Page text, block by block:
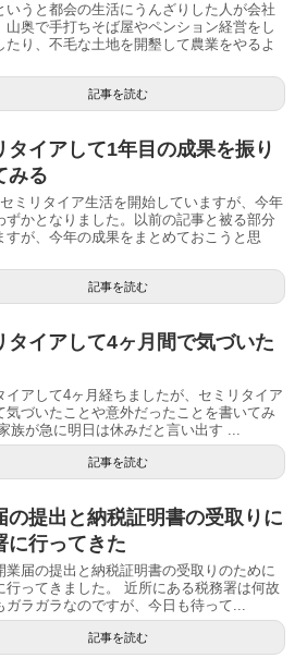
いうと都会の生活にうんざりした人が会社
山奥で手打ちそば屋やペンション経営をし
たり、不毛な土地を開墾して農業をやるよ
記事を読む
タイアして1年目の成果を振り
みる
ミリタイア生活を開始していますが、今年
ずかとなりました。以前の記事と被る部分
すが、今年の成果をまとめておこうと思
記事を読む
タイアして4ヶ月間で気づいた
イアして4ヶ月経ちましたが、セミリタイア
気づいたことや意外だったことを書いてみ
族が急に明日は休みだと言い出す ...
記事を読む
の提出と納税証明書の受取りに
に行ってきた
業届の提出と納税証明書の受取りのために
行ってきました。 近所にある税務署は何故
ガラガラなのですが、今日も待って...
記事を読む